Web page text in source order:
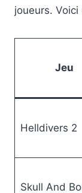
joueurs.
Jeu
Helldivers 2
Skull And